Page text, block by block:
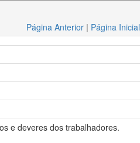
Página Anterior | Página Inicial
e deveres dos trabalhadores.